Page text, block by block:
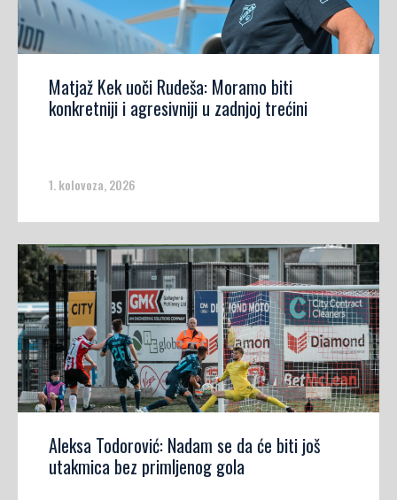
Matjaž Kek uoči Rudeša: Moramo biti
konkretniji i agresivniji u zadnjoj trećini
1. kolovoza, 2026
Aleksa Todorović: Nadam se da će biti još
utakmica bez primljenog gola